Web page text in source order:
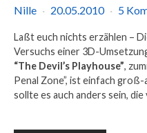
Nille 20.05.2010 5
Laßt euch nichts erzählen –
Versuchs einer 3D-Umsetzung
“The Devil’s Playhouse”,
Penal Zone”, ist einfach
sollte es auch anders sein,